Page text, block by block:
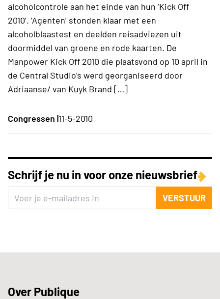
alcoholcontrole aan het einde van hun ‘Kick Off
2010’. ‘Agenten’ stonden klaar met een
alcoholblaastest en deelden reisadviezen uit
doormiddel van groene en rode kaarten. De
Manpower Kick Off 2010 die plaatsvond op 10 april in
de Central Studio’s werd georganiseerd door
Adriaanse/ van Kuyk Brand […]
Congressen |11-5-2010
Schrijf je nu in voor onze nieuwsbrief
VERSTUUR
Over Publique